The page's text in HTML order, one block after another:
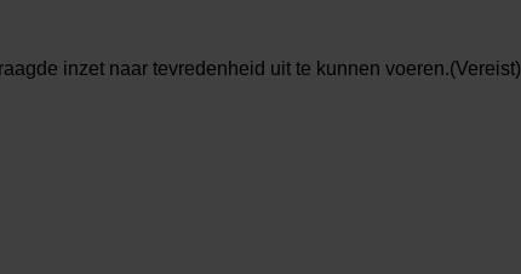
inzet naar tevredenheid uit te kunnen voeren.(Vereist)